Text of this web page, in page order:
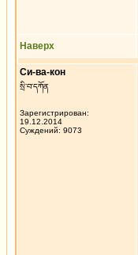
Наверх
Си-ва-кон
སྲི་བ་དཀོན
Зарегистрирован:
19.12.2014
Суждений: 9073